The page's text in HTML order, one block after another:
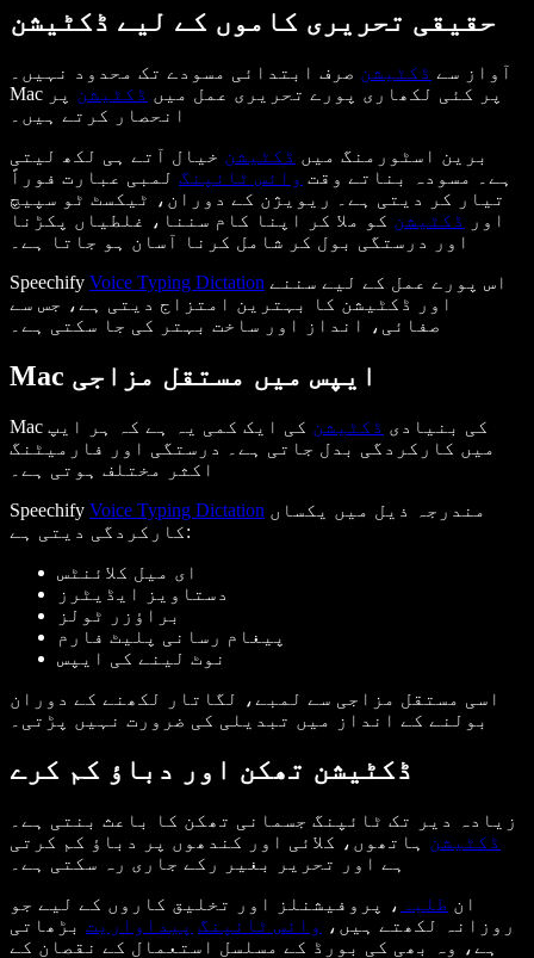
حقیقی تحریری کاموں کے لیے ڈکٹیشن
آواز سے ڈکٹیشن صرف ابتدائی مسودے تک محدود نہیں۔
Mac پر کئی لکھاری پورے تحریری عمل میں ڈکٹیشن پر
انحصار کرتے ہیں۔
برین اسٹورمنگ میں ڈکٹیشن خیال آتے ہی لکھ لیتی
ہے۔ مسودہ بناتے وقت وائس ٹائپنگ لمبی عبارت فوراً
تیار کر دیتی ہے۔ ریویژن کے دوران، ٹیکسٹ ٹو سپیچ
اور
ڈکٹیشن کو ملا کر اپنا کام سننا، غلطیاں پکڑنا
اور درستگی بول کر شامل کرنا آسان ہو جاتا ہے۔
Speechify Voice Typing Dictation
اور ڈکٹیشن کا بہترین امتزاج دیتی ہے، جس سے
صفائی، انداز اور ساخت بہتر کی جا سکتی ہے۔
Mac ایپس میں مستقل مزاجی
Mac کی بنیادی ڈکٹیشن کی ایک کمی یہ ہے کہ ہر ایپ
میں کارکردگی بدل جاتی ہے۔ درستگی اور فارمیٹنگ
اکثر مختلف ہوتی ہے۔
Speechify Voice Typing Dictation
کارکردگی دیتی ہے:
ای میل کلائنٹس
دستاویز ایڈیٹرز
براؤزر ٹولز
پیغام رسانی پلیٹ فارم
نوٹ لینے کی ایپس
اسی مستقل مزاجی سے لمبے، لگاتار لکھنے کے دوران
بولنے کے انداز میں تبدیلی کی ضرورت نہیں پڑتی۔
ڈکٹیشن تھکن اور دباؤ کم کرے
زیادہ دیر تک ٹائپنگ جسمانی تھکن کا باعث بنتی ہے۔
ڈکٹیشن
ہاتھوں، کلائی اور کندھوں پر دباؤ کم کرتی
ہے اور تحریر بغیر رکے جاری رہ سکتی ہے۔
ان طلبہ
، پروفیشنلز اور تخلیق کاروں کے لیے جو
روزانہ لکھتے ہیں،
وائس ٹائپنگ پیداواریت بڑھاتی
ہے، وہ بھی کی بورڈ کے مسلسل استعمال کے نقصان کے